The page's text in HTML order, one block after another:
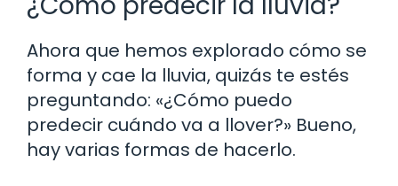
Ahora que hemos explorado cómo se
forma y cae la lluvia, quizás te estés
preguntando: «¿Cómo puedo
predecir cuándo va a llover?» Bueno,
hay varias formas de hacerlo.